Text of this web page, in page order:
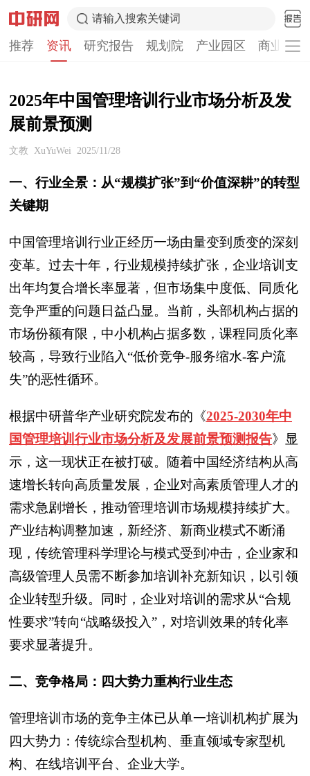
请输入搜索关键词
推荐 资讯 研究报告 规划院 产业园区 商业计
2025年中国管理培训行业市场分析及发
展前景预测
文教 XuYuWei 2025/11/28
一、行业全景：从“规模扩张”到“价值深耕”的转型
关键期
中国管理培训行业正经历一场由量变到质变的深刻
变革。过去十年，行业规模持续扩张，企业培训支
出年均复合增长率显著，但市场集中度低、同质化
竞争严重的问题日益凸显。当前，头部机构占据的
市场份额有限，中小机构占据多数，课程同质化率
较高，导致行业陷入“低价竞争-服务缩水-客户流
失”的恶性循环。
根据中研普华产业研究院发布的《2025-2030年中
国管理培训行业市场分析及发展前景预测报告》显
示，这一现状正在被打破。随着中国经济结构从高
速增长转向高质量发展，企业对高素质管理人才的
需求急剧增长，推动管理培训市场规模持续扩大。
产业结构调整加速，新经济、新商业模式不断涌
现，传统管理科学理论与模式受到冲击，企业家和
高级管理人员需不断参加培训补充新知识，以引领
企业转型升级。同时，企业对培训的需求从“合规
性要求”转向“战略级投入”，对培训效果的转化率
要求显著提升。
二、竞争格局：四大势力重构行业生态
管理培训市场的竞争主体已从单一培训机构扩展为
四大势力：传统综合型机构、垂直领域专家型机
构、在线培训平台、企业大学。